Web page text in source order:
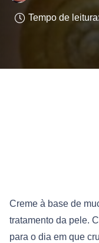
Tempo de
Creme à base de
tratamento da pele.
para o dia em que